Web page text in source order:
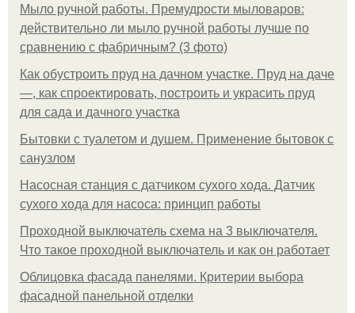
Мыло ручной работы. Премудрости мыловаров:
действительно ли мыло ручной работы лучше по
сравнению с фабричным? (3 фото)
Как обустроить пруд на дачном участке. Пруд на даче
—, как спроектировать, построить и украсить пруд
для сада и дачного участка
Бытовки с туалетом и душем. Применение бытовок с
санузлом
Насосная станция с датчиком сухого хода. Датчик
сухого хода для насоса: принцип работы
Проходной выключатель схема на 3 выключателя.
Что такое проходной выключатель и как он работает
Облицовка фасада панелями. Критерии выбора
фасадной панельной отделки